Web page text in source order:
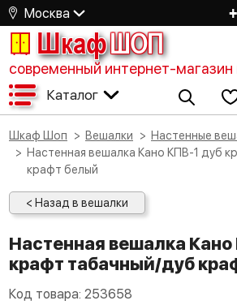
Москва
ШкафШОП
современный интернет-
Каталог
Шкаф Шоп Вешалки
Настенные
Настенная вешалка Кано КПВ-1 дуб крафт табачный/дуб
крафт белый
< Назад в вешалки
Настенная вешалка Кано КПВ-1 дуб
крафт табачный/дуб
Код товара: 253658